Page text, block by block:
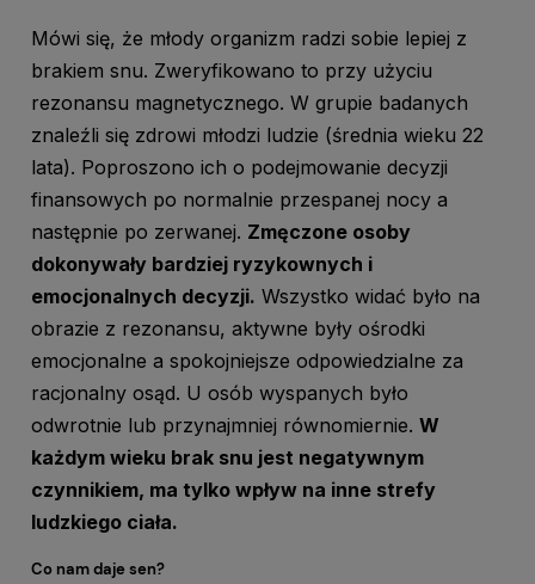
Mówi się, że młody organizm radzi sobie lepiej z
brakiem snu. Zweryfikowano to przy użyciu
rezonansu magnetycznego. W grupie badanych
znaleźli się zdrowi młodzi ludzie (średnia wieku 22
lata). Poproszono ich o podejmowanie decyzji
finansowych po normalnie przespanej nocy a
następnie po zerwanej. Zmęczone osoby
dokonywały bardziej ryzykownych i
emocjonalnych decyzji. Wszystko widać było na
obrazie z rezonansu, aktywne były ośrodki
emocjonalne a spokojniejsze odpowiedzialne za
racjonalny osąd. U osób wyspanych było
odwrotnie lub przynajmniej równomiernie. W
każdym wieku brak snu jest negatywnym
czynnikiem, ma tylko wpływ na inne strefy
ludzkiego ciała.
Co nam daje sen?